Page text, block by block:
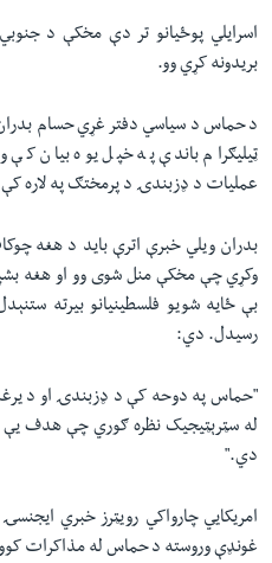
اسرایلي پوځیانو تر دې مخکې د
بریدونه کړي وو.
د حماس د سیاسي دفتر غړي حسام
ټیلیګرام باندې په خپل یوه بیان کې
عملیات د ډزبندۍ د پرمختګ په لاره
بدران ویلي خبرې اترې باید د هغه
وکړي چې مخکې منل شوی وو او هغه
بې ځایه شویو فلسطینیانو بیرته
رسیدل. دي:
"حماس په دوحه کې د ډزبندۍ او د
له سټرېټیجیک نظره ګوري چې هدف یې
دي."
امریکايي چارواکي رویټرز خبري
غونډې وروسته د حماس له مذاکرات